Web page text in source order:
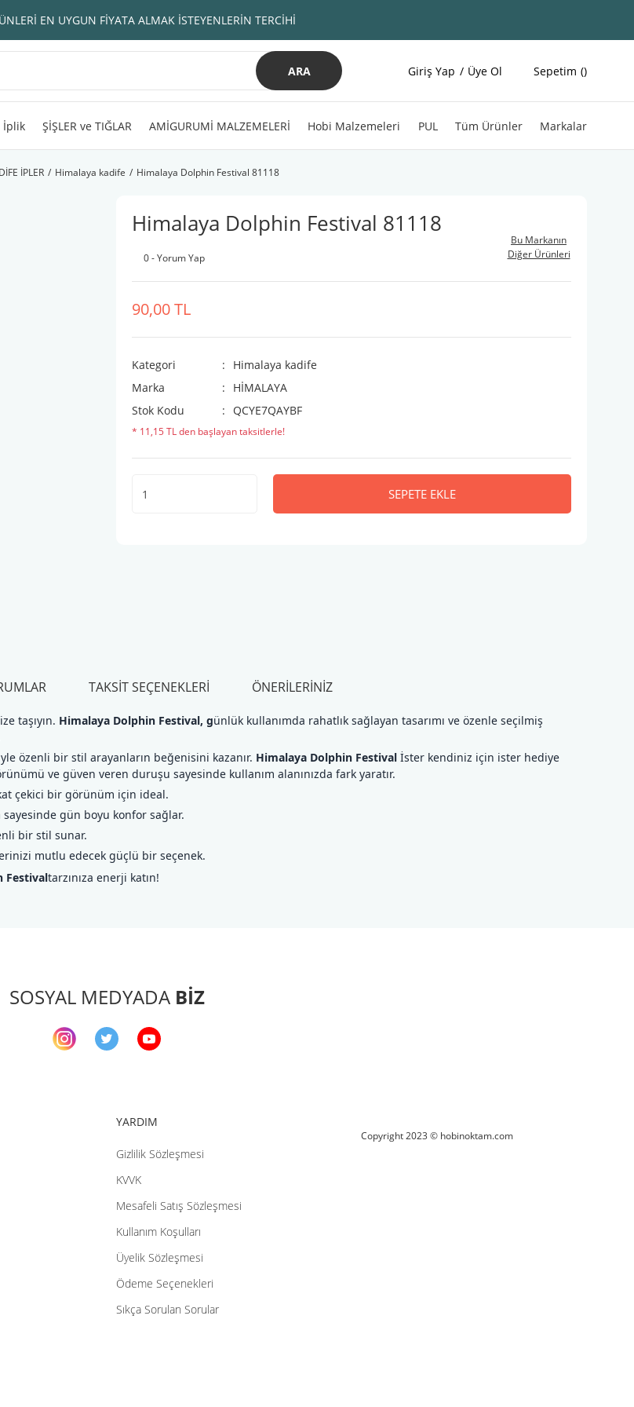
EN UYGUN FİYATA ALMAK İSTEYENLERİN TERCİHİ
ARA Giriş Yap Üye Ol Sepetim
İplik ŞİŞLER ve TIĞLAR AMİGURUMİ MALZEMELERİ Hobi Malzemeleri PUL Tüm Ürünler Markalar
İPLER Himalaya kadife Himalaya Dolphin Festival 81118
Himalaya Dolphin Festival 81118
0 - Yorum Yap
Bu Markanın
Diğer Ürünleri
90,00 TL
Kategori
Himalaya kadife
Marka
HİMALAYA
Stok Kodu
QCYE7QAYBF
* 11,15 TL den başlayan taksitlerle!
SEPETE EKLE
TAKSIT SEÇENEKLERI ÖNERILERINIZ
taşıyın. Himalaya Dolphin Festival, günlük kullanımda rahatlık sağlayan tasarımı ve özenle seçilmiş
özenli bir stil arayanların beğenisini kazanır. Himalaya Dolphin Festival İster kendiniz için ister hediye
ve güven veren duruşu sayesinde kullanım alanınızda fark yaratır.
çekici bir görünüm için ideal.
sayesinde gün boyu konfor sağlar.
bir stil sunar.
mutlu edecek güçlü bir seçenek.
Festivaltarzınıza enerji katın!
Gönder
SOSYAL MEDYADA BİZ
YARDIM
Gizlilik Sözleşmesi
KVVK
Mesafeli Satış Sözleşmesi
Kullanım Koşulları
Üyelik Sözleşmesi
Ödeme Seçenekleri
Sıkça Sorulan Sorular
Copyright 2023 © hobinoktam.com